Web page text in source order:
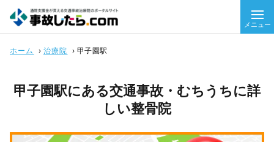
メニュー
ホーム › 治療院 › 甲子園駅
甲子園駅にある交通事故・むちうちに詳
しい整骨院